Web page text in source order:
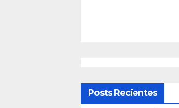
Posts Recientes